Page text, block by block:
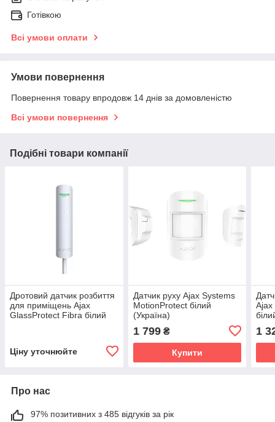
Готівкою
Всі умови оплати
Умови повернення
Повернення товару впродовж 14 днів за домовленістю
Всі умови повернення
Подібні товари компанії
Дротовий датчик розбиття
для приміщень Ajax
GlassProtect Fibra білий
Ціну уточнюйте
Датчик руху Ajax Systems
MotionProtect білий
(Україна)
1 799₴
Купити
Ajax
1
Про нас
97% позитивних з 485 відгуків за рік